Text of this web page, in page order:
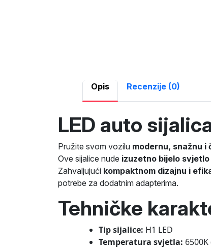
Opis Recenzije (0)
LED auto
Pružite svom vozilu modernu, snažnu i
Ove sijalice nude izuzetno bijelo
Zahvaljujući kompaktnom dizajnu i
potrebe za dodatnim adapterima.
Tehničke
Tip sijalice: H1 LED
Temperatura svjetla: